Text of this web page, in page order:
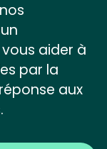
aider à
par la
aux